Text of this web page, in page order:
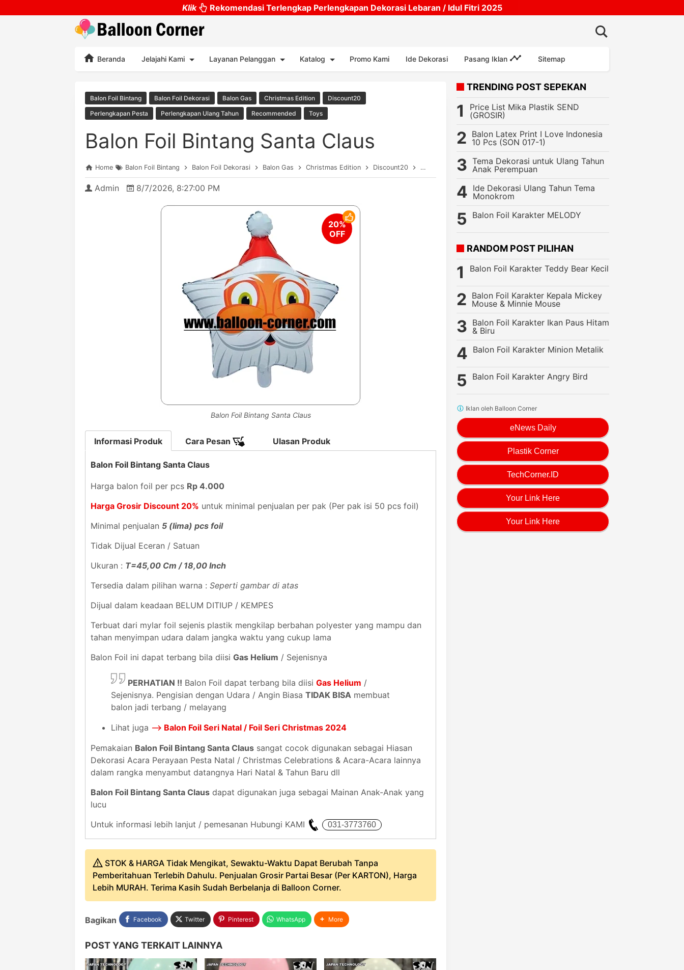
Skip to main content
Klik Rekomendasi Terlengkap Perlengkapan Dekorasi Lebaran / Idul Fitri 2025
Beranda Jelajahi Kami Layanan Pelanggan Katalog Promo Kami Ide Dekorasi Pasang Iklan Sitemap
Balon Foil Bintang Balon Foil Dekorasi Balon Gas Christmas Edition
Discount20
Perlengkapan Pesta
Perlengkapan Ulang Tahun Recommended Toys
Balon Foil Bintang Santa Claus
Home Balon Foil Bintang Balon Foil Dekorasi Balon Gas Christmas Edition Discount20 Perlengkapan Pesta Perlengkapan Ulang Tahun
Admin 8/7/2026, 8:27:00 PM
Balon Foil Bintang Santa Claus
Informasi Produk
Balon Foil Bintang Santa Claus
Harga balon foil per pcs Rp 4.000
Harga Grosir Discount 20% untuk minimal penjualan per pak (Per pak isi 50 pcs foil)
Minimal penjualan 5 (lima) pcs foil
Tidak Dijual Eceran / Satuan
Ukuran : T=45,00 Cm / 18,00 Inch
Tersedia dalam pilihan warna : Seperti gambar di atas
Dijual dalam keadaan BELUM DITIUP / KEMPES
Terbuat dari mylar foil sejenis plastik mengkilap berbahan polyester yang mampu dan
tahan menyimpan udara dalam jangka waktu yang cukup lama
Balon Foil ini dapat terbang bila diisi Gas Helium / Sejenisnya
PERHATIAN !! Balon Foil dapat terbang bila diisi Gas Helium /
Sejenisnya. Pengisian dengan Udara / Angin Biasa TIDAK BISA membuat
balon jadi terbang / melayang
Lihat juga --> Balon Foil Seri Natal / Foil Seri Christmas 2024
Pemakaian Balon Foil Bintang Santa Claus sangat cocok digunakan sebagai Hiasan
Dekorasi Acara Perayaan Pesta Natal / Christmas Celebrations & Acara-Acara lainnya
dalam rangka menyambut datangnya Hari Natal & Tahun Baru dll
Balon Foil Bintang Santa Claus dapat digunakan juga sebagai Mainan Anak-Anak yang
lucu
Untuk informasi lebih lanjut / pemesanan Hubungi KAMI
Cara Pesan Ulasan Produk
STOK & HARGA Tidak Mengikat, Sewaktu-Waktu Dapat Berubah Tanpa
Pemberitahuan Terlebih Dahulu. Penjualan Grosir Partai Besar (Per KARTON), Harga
Lebih MURAH. Terima Kasih Sudah Berbelanja di Balloon Corner.
Bagikan Facebook Twitter Pinterest WhatsApp More
POST YANG TERKAIT LAINNYA
TRENDING POST SEPEKAN
Price List Mika Plastik SEND
(GROSIR)
Balon Latex Print I Love Indonesia
10 Pcs (SON 017-1)
Tema Dekorasi untuk Ulang Tahun
Anak Perempuan
Ide Dekorasi Ulang Tahun Tema
Monokrom
Balon Foil Karakter MELODY
RANDOM POST PILIHAN
Balon Foil Karakter Teddy Bear Kecil
Balon Foil Karakter Kepala Mickey
Mouse & Minnie Mouse
Balon Foil Karakter Ikan Paus Hitam
& Biru
Balon Foil Karakter Minion Metalik
Balon Foil Karakter Angry Bird
eNews Daily
Plastik Corner
TechCorner.ID
Your Link Here
Your Link Here
Iklan oleh Balloon Corner